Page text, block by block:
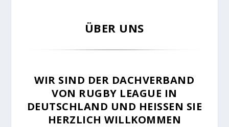
ÜBER UNS
WIR SIND DER DACHVERBAND
VON RUGBY LEAGUE IN
DEUTSCHLAND UND HEISSEN SIE H
ERZLICH WILLKOMMEN